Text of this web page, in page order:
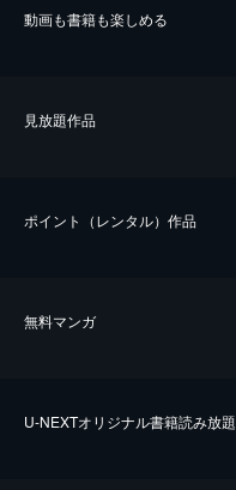
動画も書籍も楽しめる
⾒放題作品
ポイント（レンタル）作品
無料マンガ
U-NEXTオリジナル書籍読み放題